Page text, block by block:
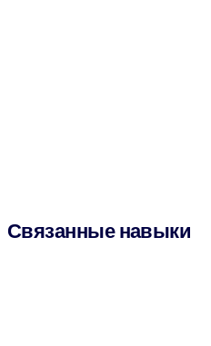
Связанные навыки